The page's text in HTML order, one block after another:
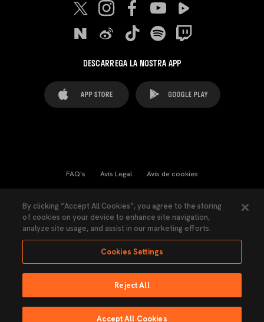
DESCARREGA LA NOSTRA APP
FAQ's Avís Legal Avís de cookies
Llei de Transparència Política de Privacitat
Accessibilitat
Ninguna parte de esta página puede ser reproducida sin el permiso del Valencia
By clicking “Accept All Cookies”, you agree to the storing
of cookies on your device to enhance site navigation,
analyze site usage, and assist in our marketing efforts.
Cookies Settings
Reject All
Accept All Cookies